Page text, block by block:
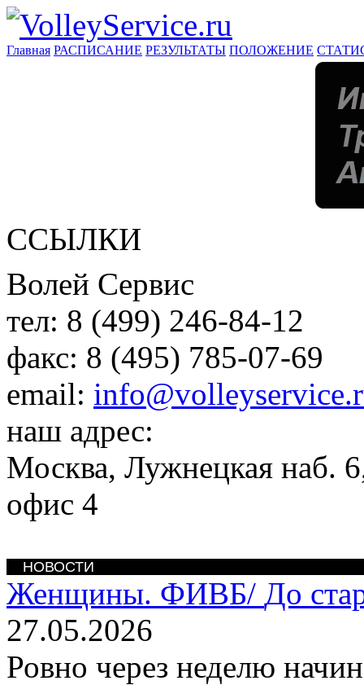
Главная РАСПИСАНИЕ РЕЗУЛЬТАТЫ ПОЛОЖЕНИЕ
ССЫЛКИ
Волей Сервис
тел: 8 (499) 246-84-12
факс: 8 (495) 785-07-69
email:
наш адрес:
Москва, Лужнецкая наб.
офис 4
НОВОСТИ
Женщины. ФИВБ/ До
27.05.2026
Ровно через неделю